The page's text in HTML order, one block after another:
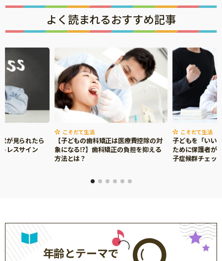
よく読まれるおすすめ記事
が見られたら
レスサイン
こそだて生活
【子どもの歯科矯正は医療費控除の対
象になる⁉】歯科矯正の負担を抑える
方法とは？
こそだて生活
子どもを「いい
ために保護者が
子症候群チェッ
年齢とテーマで